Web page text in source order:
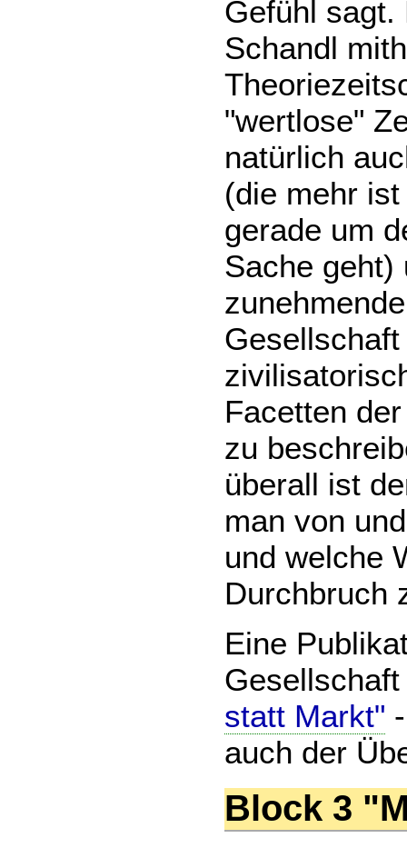
Gefühl sagt.
Schandl
"wertlose"
natürlich
(die mehr
gerade um
Sache geht)
Facetten
zu
überall ist
man von
und welche
Durchbruch
Eine
statt Markt"
auch der
Block 3